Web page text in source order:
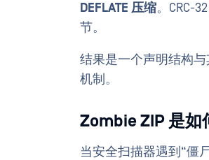
DEFLATE 压缩。CRC-
节。
结果是一个声明结构
机制。
Zombie ZIP 是如
当安全扫描器遇到“僵